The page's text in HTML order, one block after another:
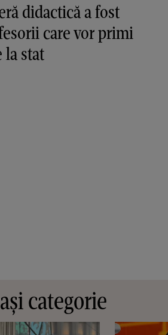
didactică a fost
care vor primi
la stat
categorie